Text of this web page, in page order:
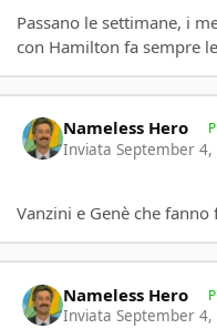
Passano le settimane, i
con Hamilton fa sempre
Nameless Hero
Inviata September 4,
Vanzini e Genè che
Nameless Hero
Inviata September 4,